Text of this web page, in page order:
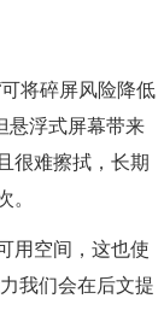
将碎屏风险降低
悬浮式屏幕带来
很难擦拭，长期
。
用空间，这也使
我们会在后文提